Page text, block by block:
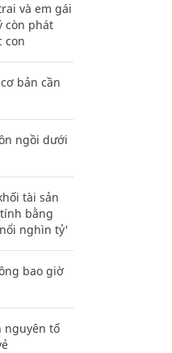
và em gái
còn phát
con
bản cần
ngồi dưới
tài sản
bằng
nghìn tỷ'
bao giờ
nguyên tố